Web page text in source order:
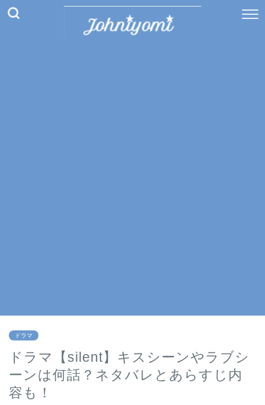
ドラマ
ドラマ【silent】キスシーンやラブシ
ーンは何話？ネタバレとあらすじ内
容も！